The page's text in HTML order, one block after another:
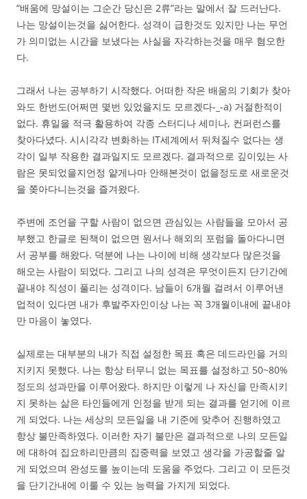
“배움에 망설이는 그순간 당신은 2류”라는 말에서 잘 드러난다.
나는 망설이는것을 싫어한다. 성격이 급한것도 있지만 나는 무언
가 의미없는 시간을 보냈다는 사실을 자각하는것을 매우 혐오한
다.
그래서 나는 공부하기 시작했다. 어떠한 작은 배움의 기회가 찾아
와도 한번도(어쩌면 몇번 있었을지도 모르겠다-_-a) 거절한적이
없다. 휴일을 적극 활용하여 각종 스터디나 세미나, 컨퍼런스를
찾아다녔다. 시시각각 변화하는 IT세계에서 뒤쳐질수 없다는 생
각이 일부 작용한 결과일지도 모르겠다. 결과적으로 깊이있는 사
람은 못되었을지언정 얕게나마 안해본것이 없을정도로 새로운것
을 쫒아다니는것을 즐겨왔다.
주변에 조언을 구할 사람이 없으면 관심있는 사람들을 모아서 공
부했고 한글로 된책이 없으면 원서나 해외의 포럼을 돌아다니면
서 공부를 해왔다. 덕분에 나는 나이에 비해 생각보다 많은것을
해오는 사람이 되었다. 그리고 나의 성격은 무엇이든지 단기간에
끝내야 직성이 풀리는 성격이다. 남들이 6개월 걸려서 이루어낸
업적이 있다면 내가 후발주자인이상 나는 꼭 3개월이내에 끝내야
만 마음이 놓였다.
실제로는 대부분의 내가 직접 설정한 목표 혹은 데드라인을 거의
지키지 못했다. 나는 항상 터무니 없는 목표를 설정하고 50~80%
정도의 성과만을 이루어왔다. 하지만 이렇게 나 자신을 만족시키
지 못하는 삶은 타인들에게 인정을 받게 되는 결과를 얻기에 이르
게 되었다. 나는 세상의 모든일을 내 기준에 맞추어 진행하였고
항상 불만족하였다. 이러한 자기 불만은 결과적으로 나의 모든일
에 대하여 집요하리만큼의 집중력을 보였고 생각을 가공할줄 알
게 되었으며 완성도를 높이는데 도움을 주었다. 그리고 이 모든것
을 단기간내에 이룰 수 있는 능력을 가지게 되었다.